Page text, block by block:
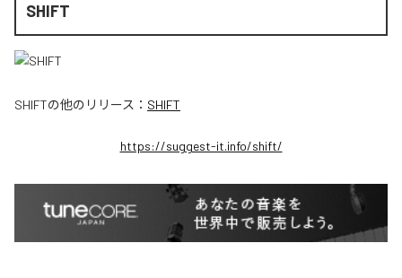
SHIFT
SHIFTの他のリリース： SHIFT
https://suggest-it.info/shift/